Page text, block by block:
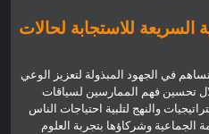
السريعة للاستجابة لحالات
في الجهود المبذولة لتعزيز الوعي
تحسين فهم الممارسين لسياقات
والنهج لتلبية احتياجات الناس
الجماعية وشركاؤها بتجربة العلوم